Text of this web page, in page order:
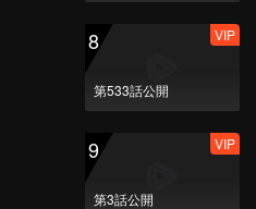
8
第533話公開
VIP
9
第3話公開
VIP